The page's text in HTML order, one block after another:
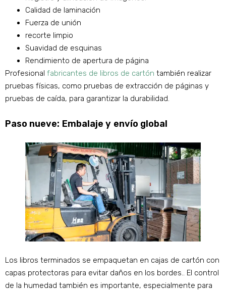
Calidad de laminación
Fuerza de unión
recorte limpio
Suavidad de esquinas
Rendimiento de apertura de página
Profesional fabricantes de libros de cartón también realizar
pruebas físicas, como pruebas de extracción de páginas y
pruebas de caída, para garantizar la durabilidad.
Paso nueve: Embalaje y envío global
Los libros terminados se empaquetan en cajas de cartón con
capas protectoras para evitar daños en los bordes.. El control
de la humedad también es importante, especialmente para